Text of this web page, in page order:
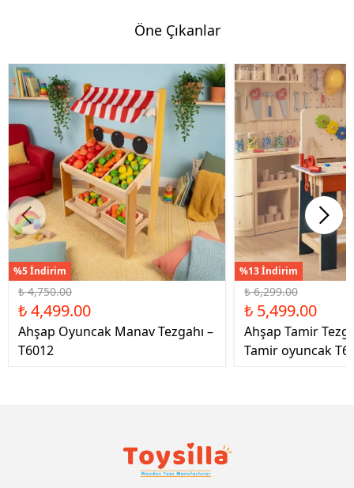
Öne Çıkanlar
%5 İndirim
₺ 4,750.00
₺ 4,499.00
Ahşap Oyuncak Manav Tezgahı –
T6012
%13 İndirim
₺ 6,299.00
₺ 5,499.00
Ahşap Tamir
Tamir oyuncak